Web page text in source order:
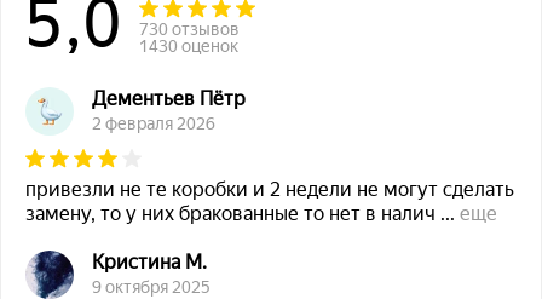
5,0
730 отзывов
1430 оценок
Дементьев Пётр
2 февраля 2026
привезли не те коробки и 2 недели не могут сделать
замену, то у них бракованные то нет в налич ... еще
Кристина М.
9 октября 2025